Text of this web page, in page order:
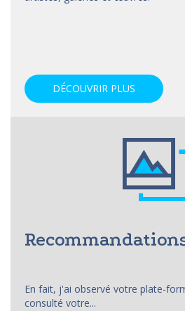
DÉCOUVRIR PLUS
En fait, j'ai observé votre plate-
consulté votre...